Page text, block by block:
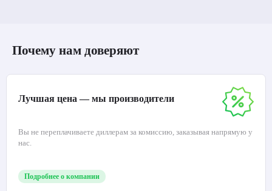
Почему нам доверяют
Лучшая цена — мы производители
Вы не переплачиваете диллерам за комиссию, заказывая напрямую у
нас.
Подробнее о компании